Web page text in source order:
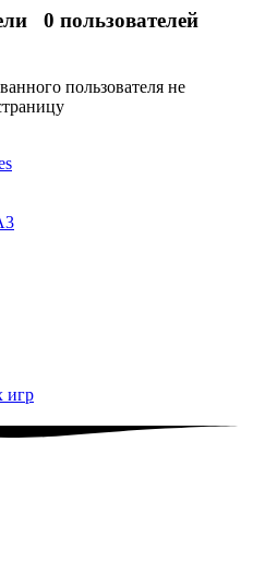
0 пользователей
пользователя не
игр